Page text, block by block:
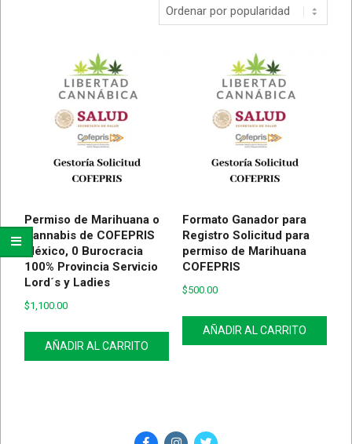
Permiso de Marihuana o
Cannabis de COFEPRIS
México, 0 Burocracia
100% Provincia Servicio
Lord´s y Ladies
$1,100.00
AÑADIR AL CARRITO
Formato Ganador para
Registro Solicitud para
permiso de Marihuana
COFEPRIS
$500.00
AÑADIR AL CARRITO